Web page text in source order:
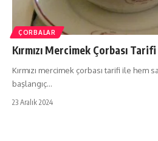
ÇORBALAR
Kırmızı Mercimek Çorbası Tarifi
Kırmızı mercimek çorbası tarifi ile hem
başlangıç…
23 Aralık 2024